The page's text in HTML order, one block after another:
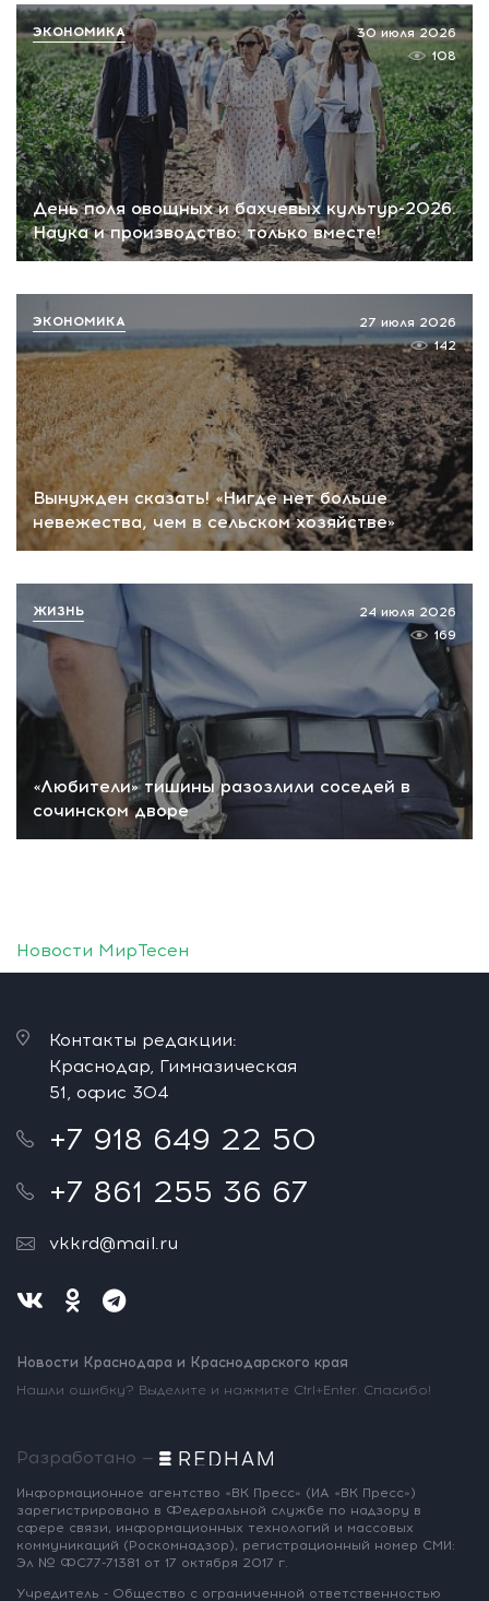
День поля овощных и бахчевых культур-2026.
Наука и производство: только вместе!
30 июля 2026
108
ЭКОНОМИКА
Вынужден сказать! «Нигде нет больше
невежества, чем в сельском хозяйстве»
27 июля 2026
142
ЭКОНОМИКА
«Любители» тишины разозлили соседей в
сочинском дворе
24 июля 2026
169
ЖИЗНЬ
Новости МирТесен
Контакты редакции:
Краснодар, Гимназическая
51, офис 304
+7 918 649 22 50
+7 861 255 36 67
vkkrd@mail.ru
Новости Краснодара и Краснодарского края
Нашли ошибку? Выделите и нажмите Ctrl+Enter. Спасибо!
Разработано —
Информационное агентство «ВК Пресс» (ИА «ВК Пресс»)
зарегистрировано в Федеральной службе по надзору в
сфере связи, информационных технологий и массовых
коммуникаций (Роскомнадзор), регистрационный номер СМИ:
Эл № ФС77-71381 от 17 октября 2017 г.
Учредитель - Общество с ограниченной ответственностью